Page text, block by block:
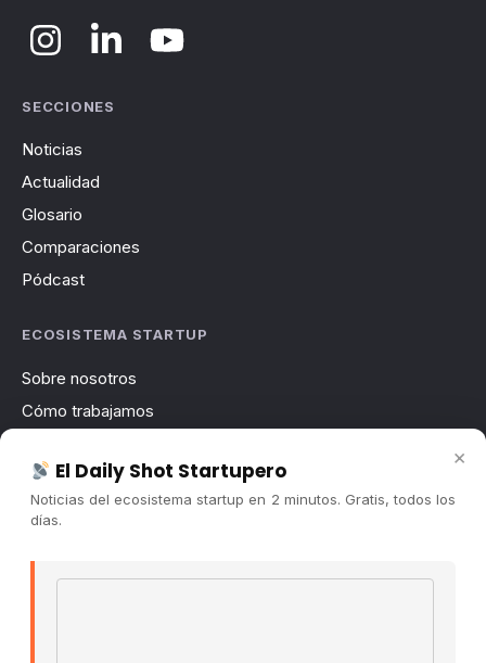
SECCIONES
Noticias
Actualidad
Glosario
Comparaciones
Pódcast
ECOSISTEMA STARTUP
Sobre nosotros
Cómo trabajamos
Contacto
Publicidad
×
El Daily Shot Startupero
Noticias del ecosistema startup en 2 minutos. Gratis, todos los
días.